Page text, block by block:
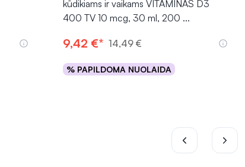
kūdikiams ir vaikams VITAMINAS D3
400 TV 10 mcg, 30 ml, 200 ...
9,42 €* 14,49 €
% PAPILDOMA NUOLAIDA
Į krepšelį